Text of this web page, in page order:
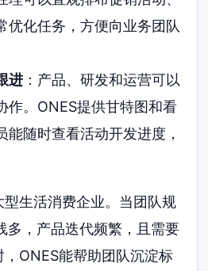
优化任务，方便向业务团队
进：产品、研发和运营可以
作。ONES提供甘特图和看
能随时查看活动开发进度，
型生活消费企业。当团队规
多，产品迭代频繁，且需要
ONES能帮助团队沉淀标